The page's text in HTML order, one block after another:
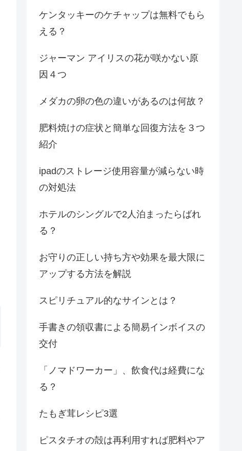
ケンタッキーのケチャップは無料でもら
える？
ジャーマン アイリスの花が咲かない原
因４つ
メダカの卵の色の違いがあるのは何故？
肥料焼けの症状と簡単な回復方法を３つ
紹介
ipadのストレージ使用容量が減らない時
の対処法
ホテルのシングルで2人泊まったらばれ
る？
お守りの正しい持ち方や効果を最大限に
アップする方法を解説
スピリチュアル的なサインとは？
手書きの領収書による簡易インボイスの
交付
「ノマドワーカー」、飲食代は経費にな
る？
たもぎ茸レシピ3選
ピスタチオの殻は再利用すれば肥料やア